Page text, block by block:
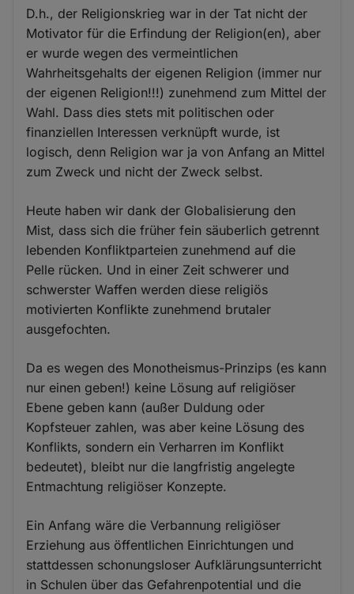
D.h., der Religionskrieg war in der Tat nicht der
Motivator für die Erfindung der Religion(en), aber
er wurde wegen des vermeintlichen
Wahrheitsgehalts der eigenen Religion (immer nur
der eigenen Religion!!!) zunehmend zum Mittel der
Wahl. Dass dies stets mit politischen oder
finanziellen Interessen verknüpft wurde, ist
logisch, denn Religion war ja von Anfang an Mittel
zum Zweck und nicht der Zweck selbst.
Heute haben wir dank der Globalisierung den
Mist, dass sich die früher fein säuberlich getrennt
lebenden Konfliktparteien zunehmend auf die
Pelle rücken. Und in einer Zeit schwerer und
schwerster Waffen werden diese religiös
motivierten Konflikte zunehmend brutaler
ausgefochten.
Da es wegen des Monotheismus-Prinzips (es kann
nur einen geben!) keine Lösung auf religiöser
Ebene geben kann (außer Duldung oder
Kopfsteuer zahlen, was aber keine Lösung des
Konflikts, sondern ein Verharren im Konflikt
bedeutet), bleibt nur die langfristig angelegte
Entmachtung religiöser Konzepte.
Ein Anfang wäre die Verbannung religiöser
Erziehung aus öffentlichen Einrichtungen und
stattdessen schonungsloser Aufklärungsunterricht
in Schulen über das Gefahrenpotential und die